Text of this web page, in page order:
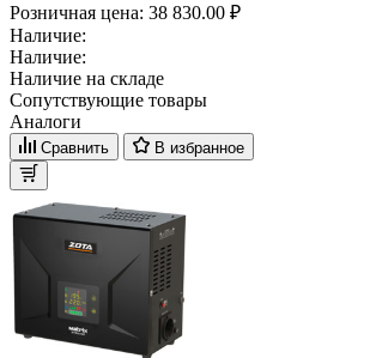
Розничная цена: 38 830.00 ₽
Наличие:
Наличие:
Наличие на складе
Сопутствующие товары
Аналоги
Сравнить В избранное